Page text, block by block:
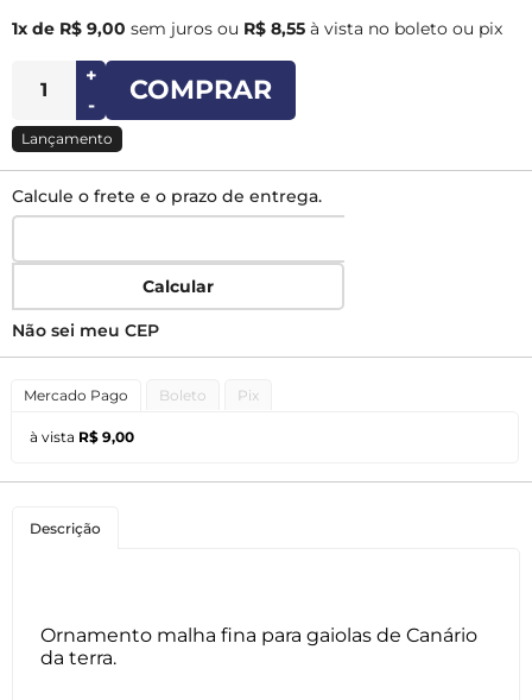
1x de R$ 9,00 sem juros ou R$ 8,55 à vista no boleto ou pix
+
-
COMPRAR
Lançamento
Calcule o frete e o prazo de entrega.
Calcular
Não sei meu CEP
Mercado Pago Boleto Pix
à vista R$ 9,00
Descrição
Ornamento malha fina para gaiolas de Canário
da terra.